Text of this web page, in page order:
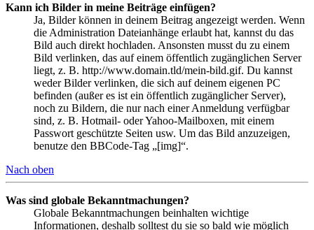
Kann ich Bilder in meine Beiträge einfügen?
Ja, Bilder können in deinem Beitrag angezeigt werden. Wenn
die Administration Dateianhänge erlaubt hat, kannst du das
Bild auch direkt hochladen. Ansonsten musst du zu einem
Bild verlinken, das auf einem öffentlich zugänglichen Server
liegt, z. B. http://www.domain.tld/mein-bild.gif. Du kannst
weder Bilder verlinken, die sich auf deinem eigenen PC
befinden (außer es ist ein öffentlich zugänglicher Server),
noch zu Bildern, die nur nach einer Anmeldung verfügbar
sind, z. B. Hotmail- oder Yahoo-Mailboxen, mit einem
Passwort geschützte Seiten usw. Um das Bild anzuzeigen,
benutze den BBCode-Tag „[img]“.
Nach oben
Was sind globale Bekanntmachungen?
Globale Bekanntmachungen beinhalten wichtige
Informationen, deshalb solltest du sie so bald wie möglich